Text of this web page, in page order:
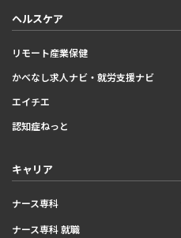
ヘルスケア
リモート産業保健
かべなし求人ナビ・就労支援ナビ
エイチエ
認知症ねっと
キャリア
ナース専科
ナース専科 就職